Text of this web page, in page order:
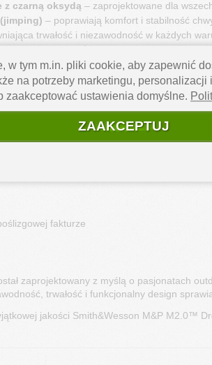
z czarną oksydą – zaprojektowane dla
– poprawiają komfort i stabilność
trwałość i niezawodność w każdych
zawartości węgla – gwarantująca
fakturze – ergonomiczna,
i personalizację użytkowania.
fakturze
zaprojektowany z myślą o pasjonatach
trwałość i funkcjonalny design
jakości Smith&Wesson M&P M2.0™
w tym m.in. pliki cookie, aby zapewnić
na potrzeby marketingu,
zaakceptować ustawienia domyślne.
ZAAKCEPTUJ